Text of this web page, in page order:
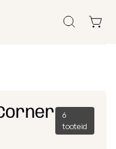
LamamistoolidTumbad
6
tooteid